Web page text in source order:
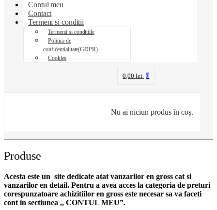
Contul meu
Contact
Termeni si conditii
Termenii si conditiile
Politica de
confidentialitate(GDPR)
Cookies
0,00lei 0
Nu ai niciun produs în coș.
Produse
Acesta este un site dedicate atat vanzarilor en gross cat si
vanzarilor en detail. Pentru a avea acces la categoria de preturi
corespunzatoare achizitiilor en gross este necesar sa va faceti
cont in sectiunea ,, CONTUL MEU”.